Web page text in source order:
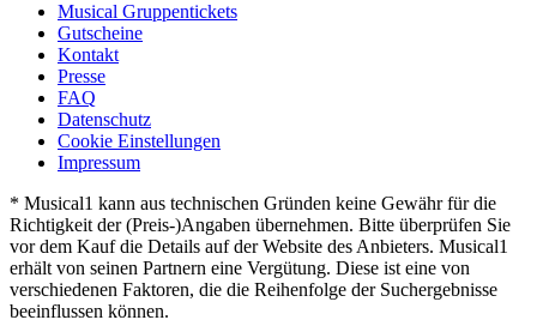
Musical Gruppentickets
Gutscheine
Kontakt
Presse
FAQ
Datenschutz
Cookie Einstellungen
Impressum
* Musical1 kann aus technischen Gründen keine Gewähr für die
Richtigkeit der (Preis-)Angaben übernehmen. Bitte überprüfen Sie
vor dem Kauf die Details auf der Website des Anbieters. Musical1
erhält von seinen Partnern eine Vergütung. Diese ist eine von
verschiedenen Faktoren, die die Reihenfolge der Suchergebnisse
beeinflussen können.